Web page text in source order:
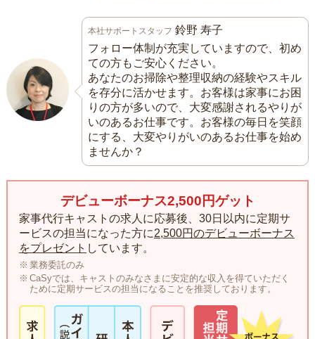
本社サポートスタッフ 鈴野 寿子
フォロー体制が充実していますので、初め
ての方もご安心ください。
あなたのお掃除や整理収納の経験やスキル
を存分に活かせます。お客様は家事にお困
りの方が多いので、大変感謝されるやりが
いのあるお仕事です。お客様の毎日を笑顔
にする、大変やりがいのあるお仕事を始め
ませんか？
デビューボーナス2,500円ゲット
家事代行キャストの求人に応募後、30日以内に定期サ
ービスの担当になった方に2,500円のデビューボーナス
をプレゼント しています。
業務委託のみ
CaSyでは、キャストのみなさまに安定的な収入を得ていただく
ために定期サービスの担当になることを推奨しております。